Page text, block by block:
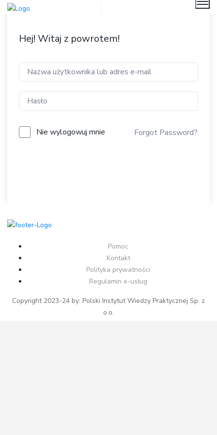
Hej! Witaj z powrotem!
Nie wylogowuj mnie Forgot Password?
Pomoc
Kontakt
Polityka prywatności
Regulamin e-usług
Copyright 2023-24 by: Polski Instytut Wiedzy Praktycznej Sp. z
o.o.